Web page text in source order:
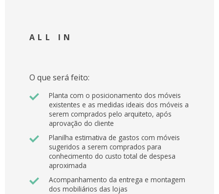
ALL IN
O que será feito:
Planta com o posicionamento dos móveis
existentes e as medidas ideais dos móveis a
serem comprados pelo arquiteto, após
aprovação do cliente
Planilha estimativa de gastos com móveis
sugeridos a serem comprados para
conhecimento do custo total de despesa
aproximada
Acompanhamento da entrega e montagem
dos mobiliários das lojas